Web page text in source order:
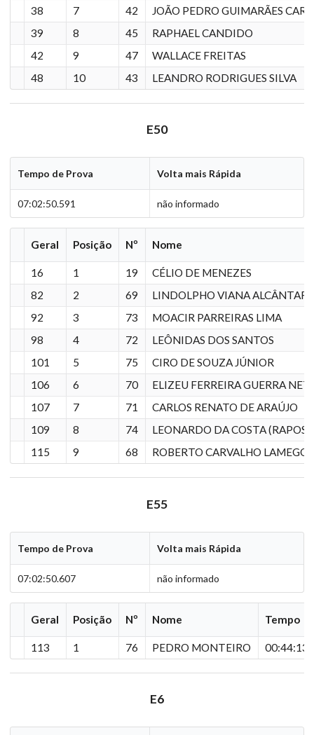
38
7 42
JOÃO PEDRO GUIMARÃES
39
8 45
RAPHAEL CANDIDO
42
9 47
WALLACE FREITAS
48
10 43 LEANDRO RODRIGUES SILVA
E50
Tempo de Prova Volta mais Rápida
07:02:50.591 não informado
Geral Posição Nº Nome
16 1 19
CÉLIO DE MENEZES
82
2 69
LINDOLPHO VIANA
92
3 73
MOACIR PARREIRAS LIMA
98
4 72
LEÔNIDAS DOS SANTOS
101
5 75
CIRO DE SOUZA JÚNIOR
106
6 70
ELIZEU FERREIRA GUERRA
107
7 71
CARLOS RENATO DE ARAÚJO
109
8 74
LEONARDO DA COSTA
115
9 68 ROBERTO CARVALHO LAMEGO
E55
Tempo de Prova Volta mais Rápida
07:02:50.607 não informado
Geral Posição Nº Nome Tempo
113 1 76 PEDRO MONTEIRO
E6